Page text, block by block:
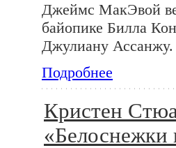
Джеймс МакЭвой
байопике Билла
Джулиану Ассанжу.
Подробнее
Кристен
«Белоснежки